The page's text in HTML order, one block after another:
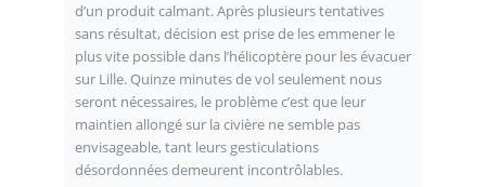
d’un produit calmant. Après plusieurs tentatives
sans résultat, décision est prise de les emmener le
plus vite possible dans l’hélicoptère pour les évacuer
sur Lille. Quinze minutes de vol seulement nous
seront nécessaires, le problème c’est que leur
maintien allongé sur la civière ne semble pas
envisageable, tant leurs gesticulations
désordonnées demeurent incontrôlables.